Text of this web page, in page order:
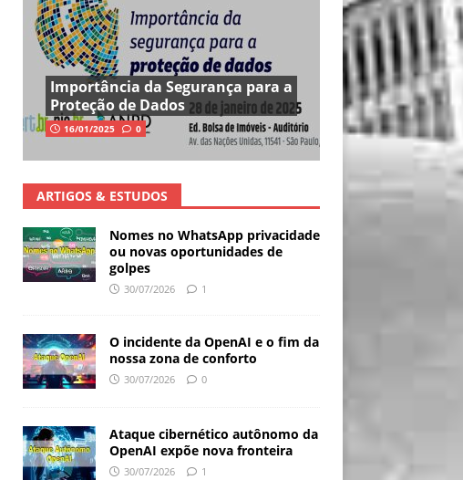
Importância da Segurança para a
Proteção de Dados
16/01/2025 0
ARTIGOS & ESTUDOS
Nomes no WhatsApp privacidade
ou novas oportunidades de
golpes
30/07/2026 1
O incidente da OpenAI e o fim da
nossa zona de conforto
30/07/2026 0
Ataque cibernético autônomo da
OpenAI expõe nova fronteira
30/07/2026 1